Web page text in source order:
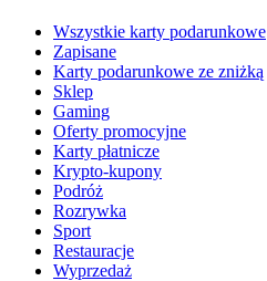
Wszystkie karty podarunkowe
Zapisane
Karty podarunkowe ze zniżką
Sklep
Gaming
Oferty promocyjne
Karty płatnicze
Krypto-kupony
Podróż
Rozrywka
Sport
Restauracje
Wyprzedaż